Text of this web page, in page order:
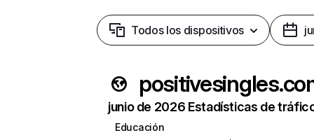
Todos los dispositivos
junio de 2026 Estadísticas de
Educación